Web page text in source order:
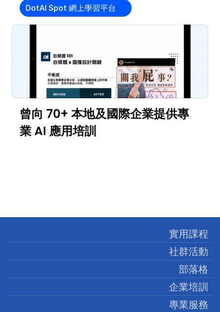
DotAI Spot 網上學習平台
曾向 70+ 本地及國際企業提供專
業 AI 應用培訓
實用課程
社群活動
部落格
企業培訓
專業服務